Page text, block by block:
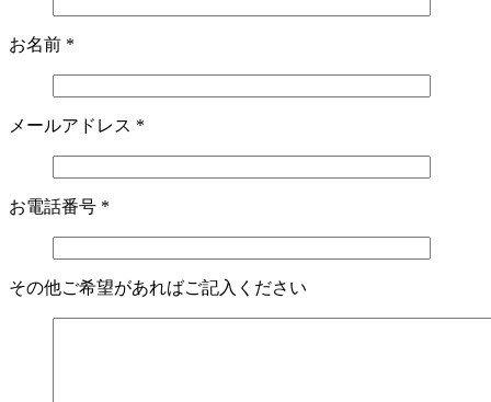
お名前 *
メールアドレス *
お電話番号 *
その他ご希望があればご記入ください